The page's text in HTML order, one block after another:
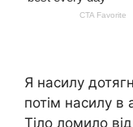
Я насилу
потім насилу в
Тіло ломило